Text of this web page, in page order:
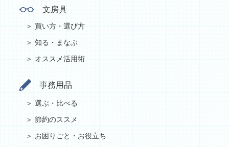
文房具
買い方・選び方
知る・まなぶ
オススメ活用術
事務用品
選ぶ・比べる
節約のススメ
お困りごと・お役立ち